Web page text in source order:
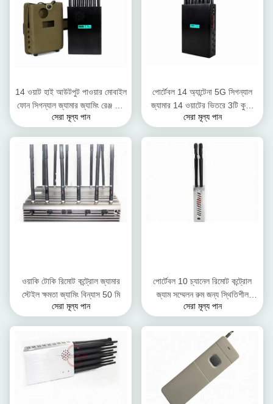
14 ওয়াট হাই আউটপুট পাওয়ার মোবাইল
ফোন সিগন্যাল জ্যামার জ্যামিং রেঞ্জ 25
মিটার
সেরা মূল্য পান
পোর্টেবল 14 অ্যান্টেনা 5G সিগন্যাল
জ্যামার 14 ওয়াটের ভিতরে 3টি কুলিং
ফ্যান
সেরা মূল্য পান
ওয়াকি টোকি রিমোট কন্ট্রোল জ্যামার
স্টেইল ক্ষমতা জ্যামিং বিন্যাস 50 মি
সেরা মূল্য পান
পোর্টেবল 10 চ্যানেল রিমোট কন্ট্রোল
জ্যাম সম্মেলন রুম জন্য স্থিতিশীল
কর্মক্ষমতা
সেরা মূল্য পান